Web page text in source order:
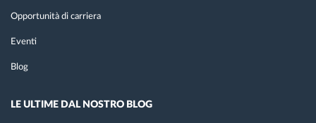
Opportunità di carriera
Eventi
Blog
LE ULTIME DAL NOSTRO BLOG